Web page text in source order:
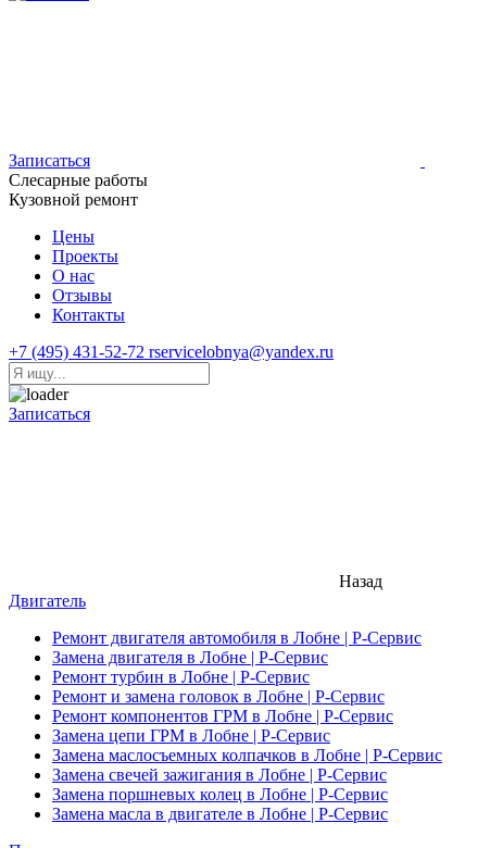
Записаться
Слесарные работы
Кузовной ремонт
Цены
Проекты
О нас
Отзывы
Контакты
+7 (495) 431-52-72 rservicelobnya@yandex.ru
Записаться
Назад
Двигатель
Ремонт двигателя автомобиля в Лобне | Р-Сервис
Замена двигателя в Лобне | Р-Сервис
Ремонт турбин в Лобне | Р-Сервис
Ремонт и замена головок в Лобне | Р-Сервис
Ремонт компонентов ГРМ в Лобне | Р-Сервис
Замена цепи ГРМ в Лобне | Р-Сервис
Замена маслосъемных колпачков в Лобне | Р-Сервис
Замена свечей зажигания в Лобне | Р-Сервис
Замена поршневых колец в Лобне | Р-Сервис
Замена масла в двигателе в Лобне | Р-Сервис